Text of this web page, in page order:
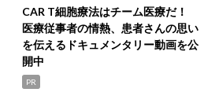
CAR T細胞療法はチーム医療だ！
医療従事者の情熱、患者さんの思い
を伝えるドキュメンタリー動画を公
開中
PR